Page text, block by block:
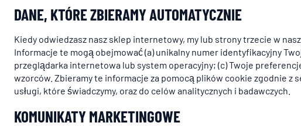
DANE, KTÓRE ZBIERAMY AUTOMATYCZNIE
Kiedy odwiedzasz nasz sklep internetowy, my lub strony trzecie w
Informacje te mogą obejmować (a) unikalny numer identyfikacyjny
przeglądarka internetowa lub system operacyjny; (c) Twoje
wzorców. Zbieramy te informacje za pomocą plików cookie zgodnie
usługi, które świadczymy, oraz do celów analitycznych i badawczych.
KOMUNIKATY MARKETINGOWE